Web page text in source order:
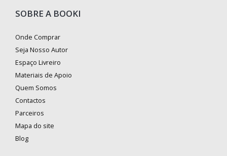
SOBRE A BOOKI
Onde Comprar
Seja Nosso Autor
Espaço Livreiro
Materiais de Apoio
Quem Somos
Contactos
Parceiros
Mapa do site
Blog